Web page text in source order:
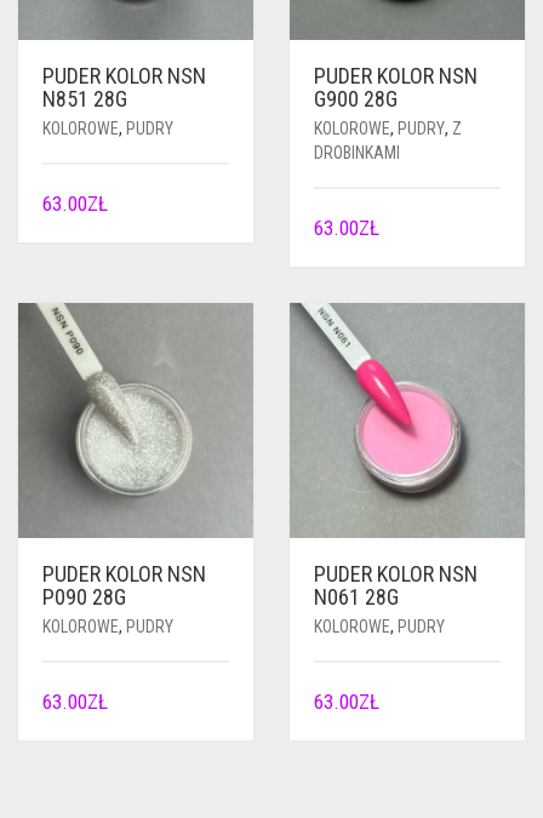
PUDER KOLOR NSN
N851 28G
KOLOROWE, PUDRY
63.00ZŁ
PUDER KOLOR NSN
G900 28G
KOLOROWE, PUDRY, Z
DROBINKAMI
63.00ZŁ
PUDER KOLOR NSN
P090 28G
KOLOROWE, PUDRY
63.00ZŁ
PUDER KOLOR NSN
N061 28G
KOLOROWE, PUDRY
63.00ZŁ